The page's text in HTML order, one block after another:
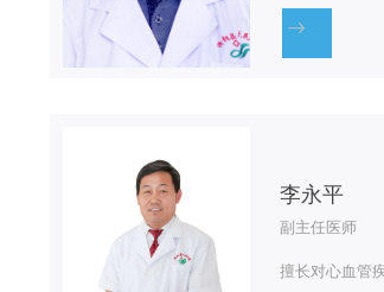
李永平
副主任医师
擅长对心血管